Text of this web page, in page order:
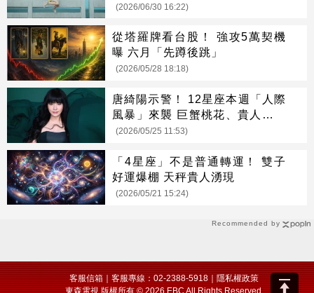
Recommended by
(2026/06/30 16:22)
從塔羅牌看台股！ 強攻5萬契機
曝 六月「先蹲後跳」
(2026/05/28 18:18)
唐綺陽示警！ 12星座本週「人際
風暴」來襲 巨蟹桃花、貴人運最
旺
(2026/05/25 11:53)
「4星座」不是普通轉運！ 雙子
好運爆棚 天秤貴人湧現
(2026/05/21 15:24)
客服信箱｜客服專線：02-2388-5918｜隱私權政策
東森電視 版權所有 © 2026 EBC All Rights Reserved.